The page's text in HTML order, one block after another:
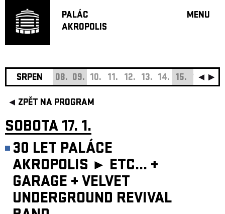
PALÁC
AKROPOLIS
MENU
JAZZ
SRPEN 08. 09. 10. 11. 12. 13. 14. 15. 16. 17.
ZPĚT NA PROGRAM
SOBOTA 17. 1.
30 LET PALÁCE
AKROPOLIS ► ETC... +
GARAGE + VELVET
UNDERGROUND REVIVAL